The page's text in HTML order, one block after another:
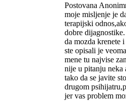
Postovana
moje misljenje je
terapijski
dobre
da mozda krenete
ste opisali je
mene tu najvise
nije u pitanju neka
tako da se javite
drugom
jer vas problem